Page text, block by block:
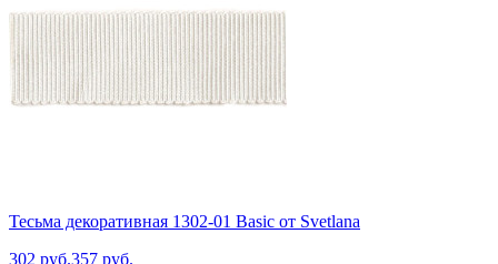
Тесьма декоративная 1302-01 Basic от Svetlana
302 руб.357 руб.